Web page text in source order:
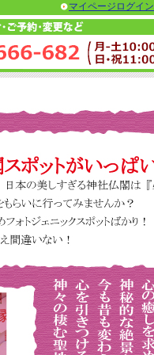
マイページログイン